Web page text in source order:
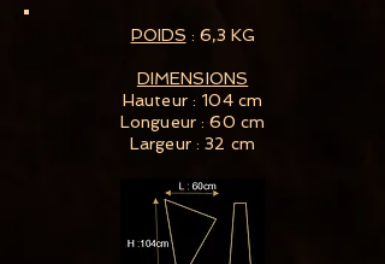
POIDS : 6,3 KG
DIMENSIONS
Hauteur : 104 cm
Longueur : 60 cm
Largeur : 32 cm